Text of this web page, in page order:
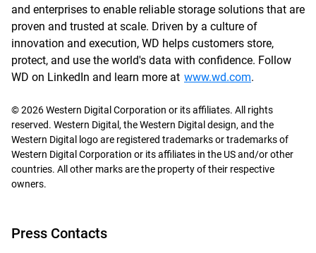
and enterprises to enable reliable storage solutions that are
proven and trusted at scale. Driven by a culture of
innovation and execution, WD helps customers store,
protect, and use the world's data with confidence. Follow
WD on LinkedIn and learn more at www.wd.com.
© 2026 Western Digital Corporation or its affiliates. All rights
reserved. Western Digital, the Western Digital design, and the
Western Digital logo are registered trademarks or trademarks of
Western Digital Corporation or its affiliates in the US and/or other
countries. All other marks are the property of their respective
owners.
Press Contacts